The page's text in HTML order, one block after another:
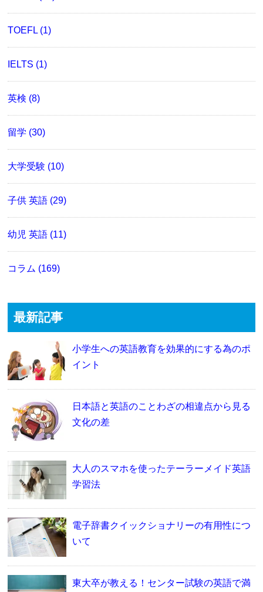
TOEFL (1)
IELTS (1)
英検 (8)
留学 (30)
大学受験 (10)
子供 英語 (29)
幼児 英語 (11)
コラム (169)
最新記事
小学生への英語教育を効果的にする為のポ
イント
日本語と英語のことわざの相違点から見る
文化の差
大人のスマホを使ったテーラーメイド英語
学習法
電子辞書クイックショナリーの有用性につ
いて
東大卒が教える！センター試験の英語で満